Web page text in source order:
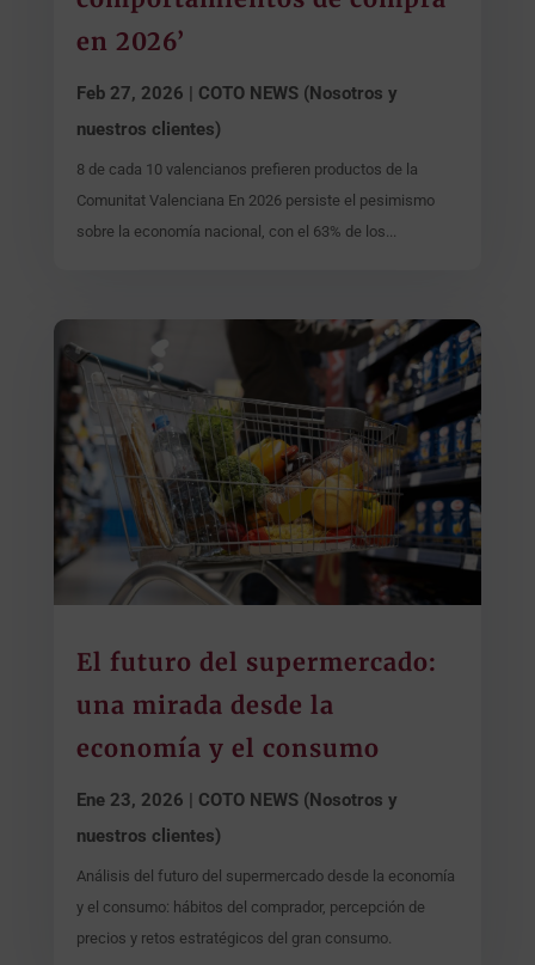
en 2026’
Feb 27, 2026 | COTO NEWS (Nosotros y
nuestros clientes)
8 de cada 10 valencianos prefieren productos de la
Comunitat Valenciana En 2026 persiste el pesimismo
sobre la economía nacional, con el 63% de los...
El futuro del supermercado:
una mirada desde la
economía y el consumo
Ene 23, 2026
COTO NEWS (Nosotros y
nuestros clientes)
Análisis del futuro del supermercado desde la economía
y el consumo: hábitos del comprador, percepción de
precios y retos estratégicos del gran consumo.